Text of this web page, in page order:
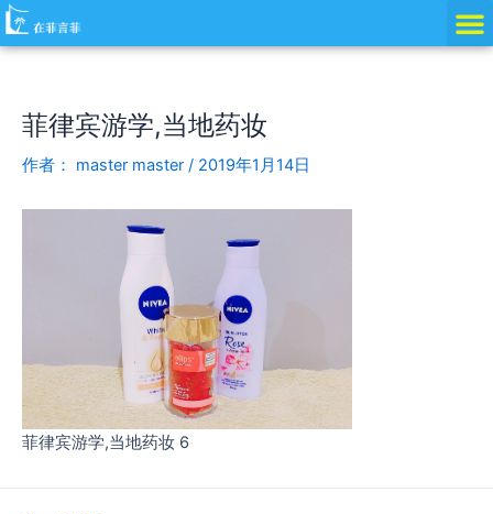
跳
至
菲律宾游学,当地药妆
作者： master master / 2019年1月14日
菲律宾游学,当地药妆 6
Post
navigation